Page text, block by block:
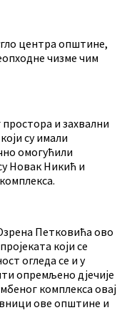
центра општине,
чизме чим
и захвални
су имали
омогућили
Новак Никић и
Петковића ово
који се
огледа се и у
опремљено дјечије
комплекса овај
ове општине и